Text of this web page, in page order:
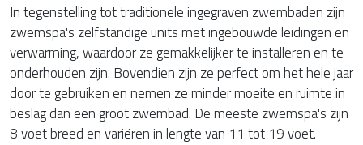
In tegenstelling tot traditionele ingegraven zwembaden zijn
zwemspa's zelfstandige units met ingebouwde leidingen en
verwarming, waardoor ze gemakkelijker te installeren en te
onderhouden zijn. Bovendien zijn ze perfect om het hele jaar
door te gebruiken en nemen ze minder moeite en ruimte in
beslag dan een groot zwembad. De meeste zwemspa's zijn
8 voet breed en variëren in lengte van 11 tot 19 voet.